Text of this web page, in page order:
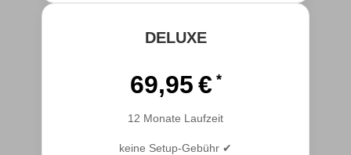
DELUXE
69,95 €
12 Monate Laufzeit
keine Setup-Gebühr ✔